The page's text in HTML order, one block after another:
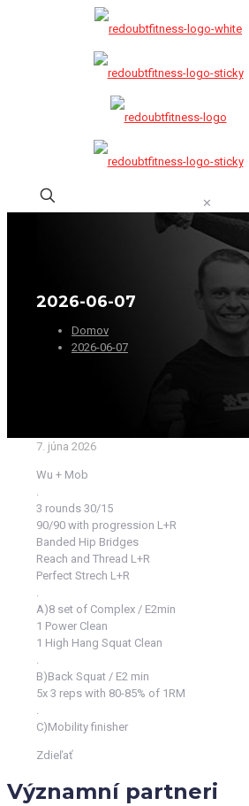
✕
2026-06-07
Domov
2026-06-07
7. júna 2026
Wu + Mob
.
3 rounds 30/15
90/90 with progression L+R
Banded Hip Bridges
Reach and Thread L+R
Perfect Strech L+R
.
A)8 set of Complex / E2min
1 Power Clean
1 High Hang Squat Clean
.
B)Back Squat / E2 min
5x 3 reps with 80-85% of 1RM
.
C)Mobility finisher
Zdieľať
Významní partneri